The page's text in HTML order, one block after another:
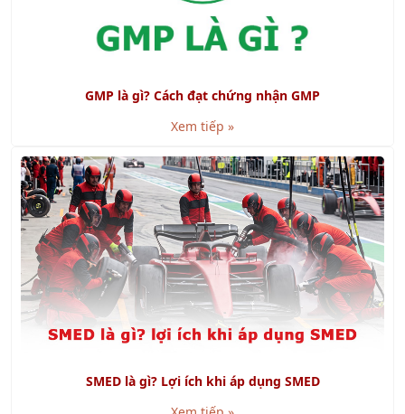
Xem tiếp »
Xem tiếp »